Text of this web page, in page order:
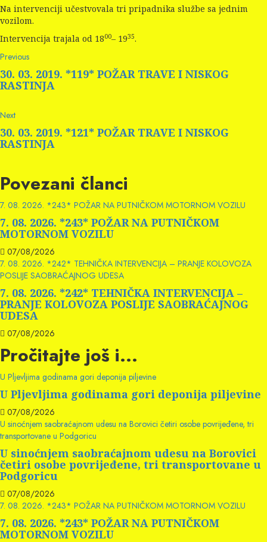
Na intervenciji učestvovala tri pripadnika službe sa jednim
vozilom.
Intervencija trajala od 1800– 1935.
Continue
Reading
PreviousPrevious
post:
30. 03. 2019. *119* POŽAR TRAVE I NISKOG
RASTINJA
NextNext
post:
30. 03. 2019. *121* POŽAR TRAVE I NISKOG
RASTINJA
Povezani članci
7. 08. 2026. *243* POŽAR NA PUTNIČKOM MOTORNOM VOZILU
7. 08. 2026. *243* POŽAR NA PUTNIČKOM
MOTORNOM VOZILU
07/08/2026
7. 08. 2026. *242* TEHNIČKA INTERVENCIJA – PRANJE KOLOVOZA
POSLIJE SAOBRAĆAJNOG UDESA
7. 08. 2026. *242* TEHNIČKA INTERVENCIJA –
PRANJE KOLOVOZA POSLIJE SAOBRAĆAJNOG
UDESA
07/08/2026
Pročitajte još i...
U Pljevljima godinama gori deponija piljevine
U Pljevljima godinama gori deponija piljevine
07/08/2026
U sinoćnjem saobraćajnom udesu na Borovici četiri osobe povrijeđene, tri
transportovane u Podgoricu
U sinoćnjem saobraćajnom udesu na Borovici
četiri osobe povrijeđene, tri transportovane u
Podgoricu
07/08/2026
7. 08. 2026. *243* POŽAR NA PUTNIČKOM MOTORNOM VOZILU
7. 08. 2026. *243* POŽAR NA PUTNIČKOM
MOTORNOM VOZILU